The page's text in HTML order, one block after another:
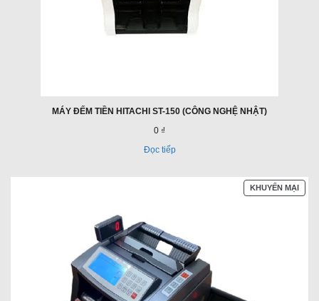
MÁY ĐẾM TIỀN HITACHI ST-150 (CÔNG NGHỆ NHẬT)
0 ₫
Đọc tiếp
KHUYẾN MẠISẢN